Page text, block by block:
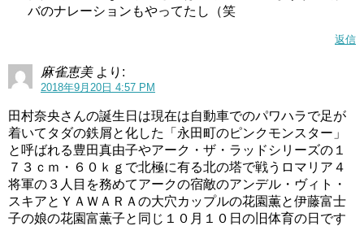
田村奈央の大学はどこ？学歴は？
が、その大学とは一体どこなんでしょう？
残念ながら、はっきりとした情報がないので分かりません
でした。
大学時代は演劇の勉強をしており、大学に通いながらヒュ
ーマンアカデミー渋谷校にも通って声優の勉強もしていた
ようです。
バのナレーションもやってたし（笑
返信
麻雀恵美 より:
2018年9月20日 4:57 PM
田村奈央さんの誕生日は現在は自動車でのパワハラで足が
着いてタダの鉄屑と化した「永田町のピンクモンスター」
と呼ばれる豊田真由子やアーク・ザ・ラッドシリーズの１
７３ｃｍ・６０ｋｇで北極に有る北の塔で戦うロマリア４
将軍の３人目を務めてアークの宿敵のアンデル・ヴィト・
スキアとＹＡＷＡＲＡの大穴カップルの花園薫と伊藤富士
子の娘の花園富薫子と同じ１０月１０日の旧体育の日です